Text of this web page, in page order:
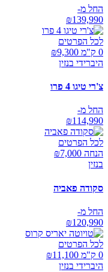
החל מ-
₪139,990
לכל הפרטים
0 ק"מ ₪
9,300
היברידי בנזין
צ'רי טיגו 4 פרו
החל מ-
₪114,990
לכל הפרטים
הנחה ₪ 7,000
בנזין
סקודה פאביה
החל מ-
₪120,990
לכל הפרטים
0 ק"מ ₪
11,100
היברידי בנזין